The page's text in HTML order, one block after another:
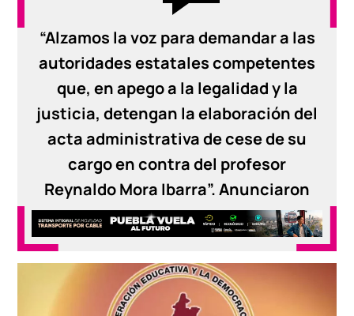
“Alzamos la voz para demandar a las
autoridades estatales competentes
que, en apego a la legalidad y la
justicia, detengan la elaboración del
acta administrativa de cese de su
cargo en contra del profesor
Reynaldo Mora Ibarra”. Anunciaron